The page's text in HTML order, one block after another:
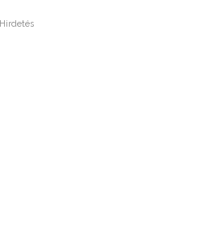
Hirdetés